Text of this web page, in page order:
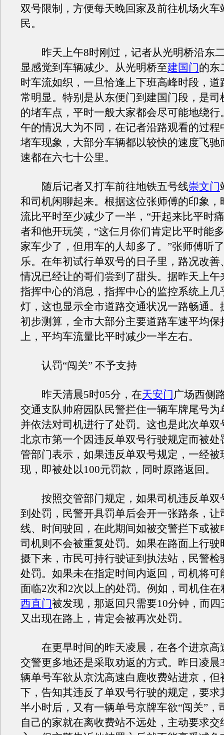
双号限制，方便每天晚回家及前往机场火车
民。
昨天上午8时刚过，记者从光明桥沿东
显感觉到车辆减少。从光明桥至建国门的东
时车流如织，一旦恰逢上下班高峰时段，道
常明显。特别是从东便门到建国门段，是司
的堵车点，平时一般大家都会尽可能地绕行
午的情况大为不同，在记者沿路观看的过程
堵车现象，大部分车辆都以较快的速度飞驰
速都在六七十公里。
随后记者又打车前往地铁五号线崇文门
和司机闲聊起来。根据这位张师傅的印象，
流比平时至少减少了一半，“开起来比平时
者和他开玩笑，“这仨月你们肯定比平时能
家车少了，但用车的人却多了。”张师傅听
乐。在年初试行单双号的日子里，路况改善
情况已经让的哥们尝到了甜头。据昨天上午
指挥中心的消息，指挥中心的监控系统上几
灯，这也显示全市道路交通状况一路畅通。
初步测算，全市大部分主要道路车速平均保
上，平均车流量比平时减少一半左右。
认罚“闯关” 不予支持
昨天清晨5时05分，在天安门广场西侧
交通支队帅府园队民警拦住一辆车牌尾号为
并依法对司机进行了处罚。这也是此次单双
北京市第一个因违反单双号行驶规定而被处
管部门表示，如果违反单双号规定，一经被
现，即被处以100元罚款，同时原路返回。
按照交管部门规定，如果司机违反单双
到处罚，民警开具罚单后会开一张路条，让
线、时间驶回，在此期间如被交警拦下或被
司机则不会被重复处罚。如果在路面上行驶
摄下来，市民可持行驶证到执法站，民警检
处罚。如果未在指定时间内返回，司机将可
面临2次和2次以上的处罚。例如，司机住
西直门被发现，那返回只需要10分钟，而
又出现在路上，肯定会被再次处罚。
在更早时间的昨天凌晨，在各个进京高
交警更多地还是采取劝返的方式。昨日凌晨
辆单号车欲从京沈高速白鹿收费站进京，但
下，告知其违反了单双号行驶的规定，要求
半小时后，又有一辆单号京牌车欲“闯关”，
自己的家就在离收费站不远处，主动要求交